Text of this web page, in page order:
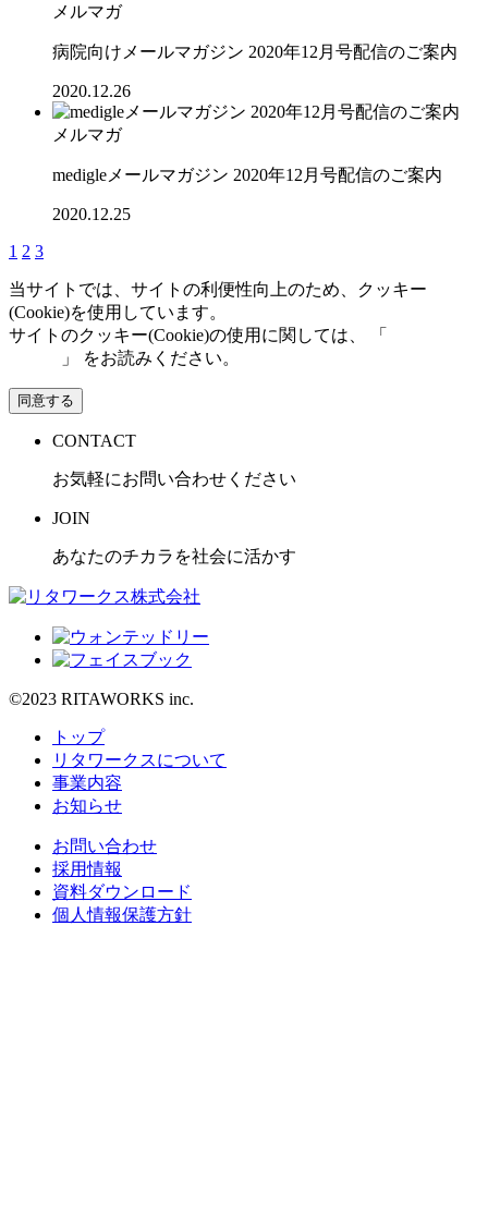
メルマガ
病院向けメールマガジン 2020年12月号配信のご案内
2020.12.26
メルマガ
medigleメールマガジン 2020年12月号配信のご案内
2020.12.25
1 2 3
当サイトでは、サイトの利便性向上のため、クッキー
(Cookie)を使用しています。
サイトのクッキー(Cookie)の使用に関しては、 「
」 をお読みください。
同意する
CONTACT
お気軽にお問い合わせください
JOIN
あなたのチカラを社会に活かす
©2023 RITAWORKS inc.
トップ
リタワークスについて
事業内容
お知らせ
お問い合わせ
採用情報
資料ダウンロード
個人情報保護方針